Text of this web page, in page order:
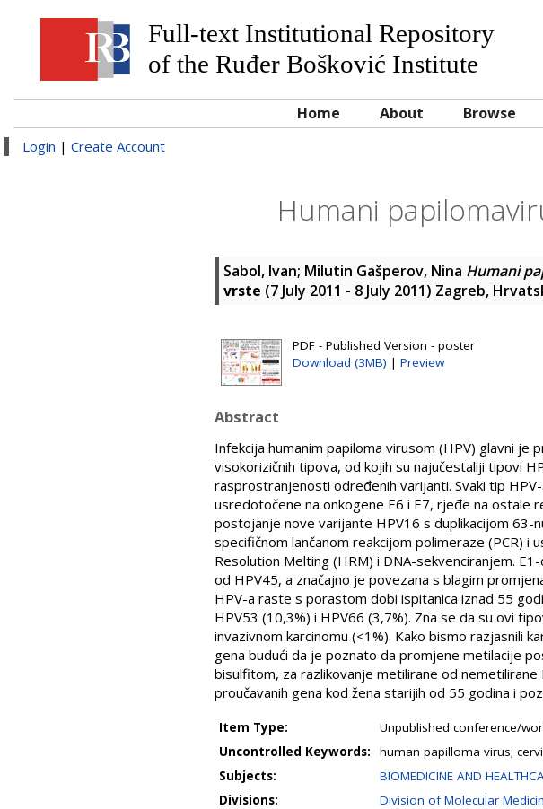
Full-text Institutional Repository
of the Ruđer Bošković Institute
Home About Browse
Login | Create Account
Humani
Sabol, Ivan; Milutin Gašperov, Nina Humani
vrste (7 July 2011 - 8 July 2011) Zagreb,
PDF - Published Version - poster
Download (3MB) | Preview
Abstract
Infekcija humanim papiloma virusom (HPV) glavni
visokorizičnih tipova, od kojih su najučestaliji tipovi
rasprostranjenosti određenih varijanti. Svaki tip
usredotočene na onkogene E6 i E7, rjeđe na ostale
postojanje nove varijante HPV16 s duplikacijom
specifičnom lančanom reakcijom polimeraze (PCR)
Resolution Melting (HRM) i DNA-sekvenciranjem.
od HPV45, a značajno je povezana s blagim
HPV-a raste s porastom dobi ispitanica iznad 55
HPV53 (10,3%) i HPV66 (3,7%). Zna se da su ovi
invazivnom karcinomu (<1%). Kako bismo razjasnili
gena budući da je poznato da promjene metilacije
bisulfitom, za razlikovanje metilirane od
proučavanih gena kod žena starijih od 55 godina i
Item Type:
Unpublished conference/
Uncontrolled Keywords:
human papilloma virus;
Subjects:
BIOMEDICINE AND
Divisions:
Division of Molecular